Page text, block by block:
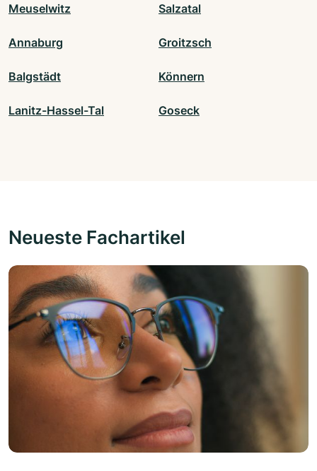
Meuselwitz Salzatal
Annaburg Groitzsch
Balgstädt Könnern
Lanitz-Hassel-Tal Goseck
Neueste Fachartikel